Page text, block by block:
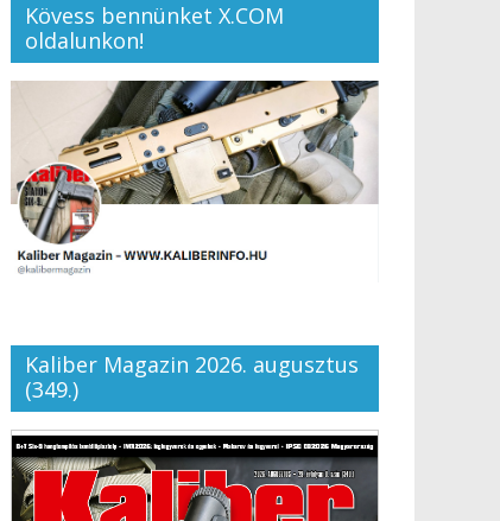
Kövess bennünket X.COM
oldalunkon!
Kaliber Magazin 2026. augusztus
(349.)